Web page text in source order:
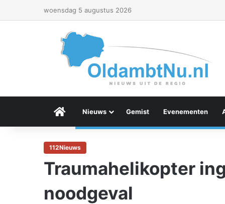
woensdag 5 augustus 2026
Menu Item
Nieuws Gemist Evenementen
112Nieuws
Traumahelikopter
noodgeval